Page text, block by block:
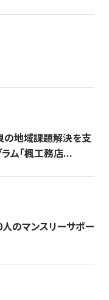
の地域課題解決を支
ム「楓工務店...
人のマンスリーサポー